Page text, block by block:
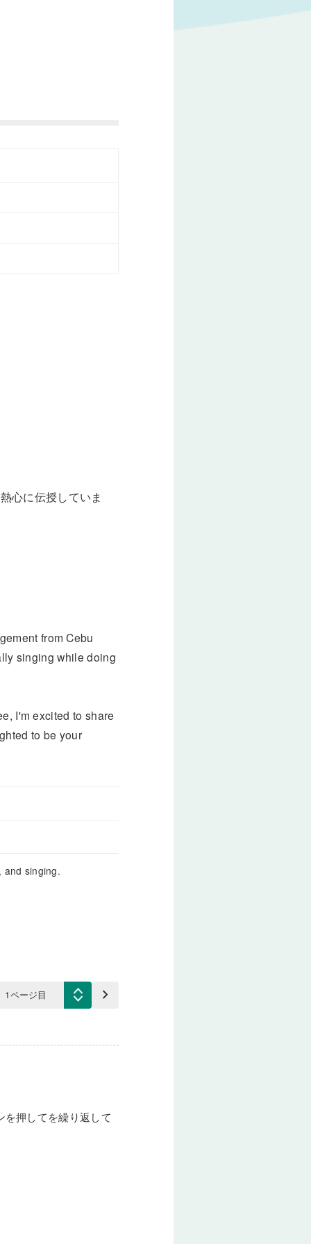
心に伝授していま
from Cebu
singing while doing
I'm excited to share
to be your
and singing.
keyboard_arrow_right
押してを繰り返して